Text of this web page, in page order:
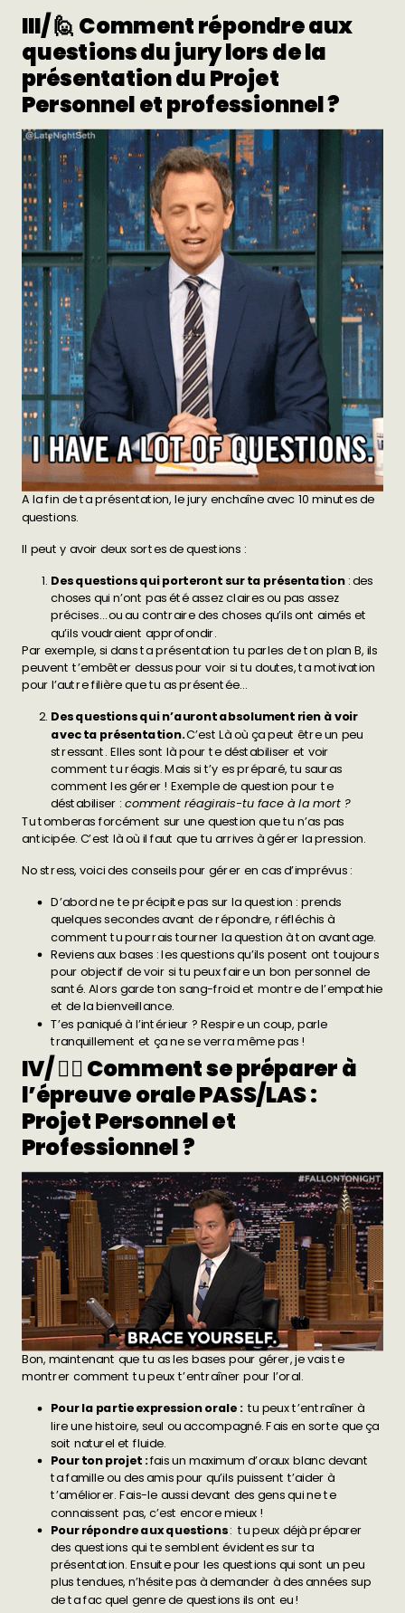
III/ 🙋 Comment répondre aux
questions du jury lors de la
présentation du Projet
Personnel et professionnel ?
A la fin de ta présentation, le jury enchaîne avec 10 minutes de
questions.
Il peut y avoir deux sortes de questions :
Des questions qui porteront sur ta présentation: des
choses qui n’ont pas été assez claires ou pas assez
précises… ou au contraire des choses qu’ils ont aimés et
qu’ils voudraient approfondir.
Par exemple, si dans ta présentation tu parles de ton plan B, ils
peuvent t’embêter dessus pour voir si tu doutes, ta motivation
pour l’autre filière que tu as présentée…
Des questions qui n’auront absolument rien à voir
avec ta présentation.C’est Là où ça peut être un peu
stressant. Elles sont là pour te déstabiliser et voir
comment tu réagis. Mais si t’y es préparé, tu sauras
comment les gérer ! Exemple de question pour te
déstabiliser : comment réagirais-tu face à la mort ?
Tu tomberas forcément sur une question que tu n’as pas
anticipée. C’est là où il faut que tu arrives à gérer la pression.
No stress, voici des conseils pour gérer en cas d’imprévus :
D’abord ne te précipite pas sur la question : prends
quelques secondes avant de répondre, réfléchis à
comment tu pourrais tourner la question à ton avantage.
Reviens aux bases : les questions qu’ils posent ont toujours
pour objectif de voir si tu peux faire un bon personnel de
santé. Alors garde ton sang-froid et montre de l’empathie
et de la bienveillance.
T’es paniqué à l’intérieur ? Respire un coup, parle
tranquillement et ça ne se verra même pas !
IV/ 🏋️‍♂️ Comment se préparer à
l’épreuve orale PASS/LAS :
Projet Personnel et
Professionnel ?
Bon, maintenant que tu as les bases pour gérer, je vais te
montrer comment tu peux t’entraîner pour l’oral.
Pour la partie expression orale : tu peux t’entraîner à
lire une histoire, seul ou accompagné. Fais en sorte que ça
soit naturel et fluide.
Pour ton projet :fais un maximum d’oraux blanc devant
ta famille ou des amis pour qu’ils puissent t’aider à
t’améliorer. Fais-le aussi devant des gens qui ne te
connaissent pas, c’est encore mieux !
Pour répondre aux questions: tu peux déjà préparer
des questions qui te semblent évidentes sur ta
présentation. Ensuite pour les questions qui sont un peu
plus tendues, n’hésite pas à demander à des années sup
de ta fac quel genre de questions ils ont eu !